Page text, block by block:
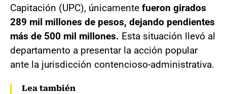
Capitación (UPC), únicamente fueron girados
289 mil millones de pesos, dejando pendientes
más de 500 mil millones. Esta situación llevó al
departamento a presentar la acción popular
ante la jurisdicción contencioso-administrativa.
Lea también